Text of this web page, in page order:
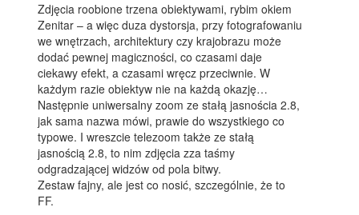
Zdjęcia roobione trzena obiektywami, rybim okiem
Zenitar – a więc duza dystorsja, przy fotografowaniu
we wnętrzach, architektury czy krajobrazu może
dodać pewnej magiczności, co czasami daje
ciekawy efekt, a czasami wręcz przeciwnie. W
każdym razie obiektyw nie na każdą okazję…
Następnie uniwersalny zoom ze stałą jasnościa 2.8,
jak sama nazwa mówi, prawie do wszystkiego co
typowe. I wreszcie telezoom także ze stałą
jasnością 2.8, to nim zdjęcia zza taśmy
odgradzającej widzów od pola bitwy.
Zestaw fajny, ale jest co nosić, szczególnie, że to
FF.